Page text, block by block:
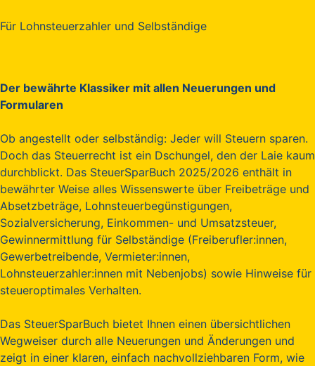
Für Lohnsteuerzahler und Selbständige
Der bewährte Klassiker mit allen Neuerungen und
Formularen
Ob angestellt oder selbständig: Jeder will Steuern sparen.
Doch das Steuerrecht ist ein Dschungel, den der Laie kaum
durchblickt. Das SteuerSparBuch 2025/2026 enthält in
bewährter Weise alles Wissenswerte über Freibeträge und
Absetzbeträge, Lohnsteuerbegünstigungen,
Sozialversicherung, Einkommen- und Umsatzsteuer,
Gewinnermittlung für Selbständige (Freiberufler:innen,
Gewerbetreibende, Vermieter:innen,
Lohnsteuerzahler:innen mit Nebenjobs) sowie Hinweise für
steueroptimales Verhalten.
Das SteuerSparBuch bietet Ihnen einen übersichtlichen
Wegweiser durch alle Neuerungen und Änderungen und
zeigt in einer klaren, einfach nachvollziehbaren Form, wie